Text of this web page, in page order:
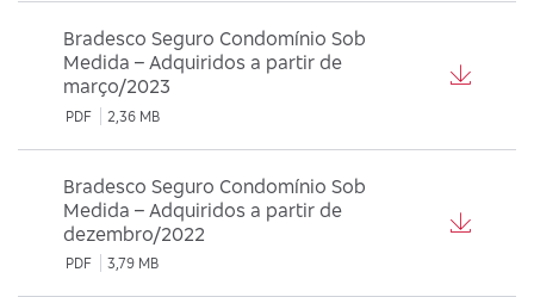
Bradesco Seguro Condomínio Sob
Medida – Adquiridos a partir de
março/2023
PDF 2,36 MB
Bradesco Seguro Condomínio Sob
Medida – Adquiridos a partir de
dezembro/2022
PDF 3,79 MB